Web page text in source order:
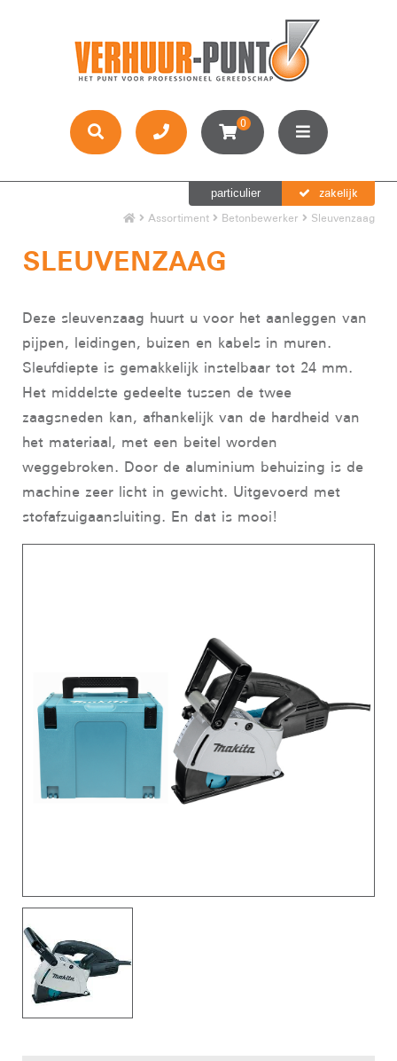
0
particulier zakelijk
Assortiment Betonbewerker Sleuvenzaag
SLEUVENZAAG
Deze sleuvenzaag huurt u voor het aanleggen van
pijpen, leidingen, buizen en kabels in muren.
Sleufdiepte is gemakkelijk instelbaar tot 24 mm.
Het middelste gedeelte tussen de twee
zaagsneden kan, afhankelijk van de hardheid van
het materiaal, met een beitel worden
weggebroken. Door de aluminium behuizing is de
machine zeer licht in gewicht. Uitgevoerd met
stofafzuigaansluiting. En dat is mooi!